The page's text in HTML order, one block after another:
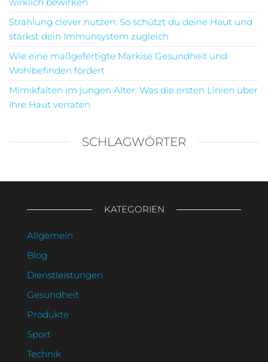
Strahlung clever nutzen: So schützt du deine Haut und
stärkst dein Immunsystem zugleich
Wie eine maßgefertigte Markise Gesundheit und
Wohlbefinden fördert
Mimikfalten im jungen Alter: Was die ersten Linien über
Ihre Haut verraten
SCHLAGWÖRTER
KATEGORIEN
Allgemein
Blog
Dienstleistungen
Gesundheit
Produkte
Sport
Technik